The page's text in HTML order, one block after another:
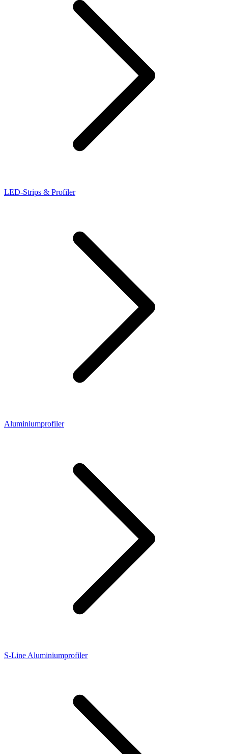
LED-Strips & Profiler
Aluminiumprofiler
S-Line Aluminiumprofiler